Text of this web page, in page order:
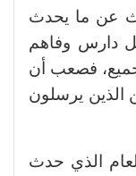
عن ما يحدث
دارس وفاهم
فصعب أن
الذين يرسلون
الذي حدث